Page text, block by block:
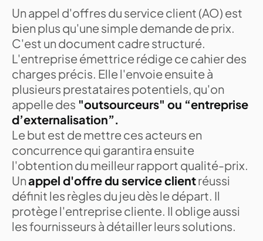
Un appel d'offres du service client (AO) est
bien plus qu'une simple demande de prix.
C'est un document cadre structuré.
L'entreprise émettrice rédige ce cahier des
charges précis. Elle l'envoie ensuite à
plusieurs prestataires potentiels, qu'on
appelle des "outsourceurs" ou “entreprise
d’externalisation”.
Le but est de mettre ces acteurs en
concurrence qui garantira ensuite
l'obtention du meilleur rapport qualité-prix.
Unappel d'offre du service clientréussi
définit les règles du jeu dès le départ. Il
protège l'entreprise cliente. Il oblige aussi
les fournisseurs à détailler leurs solutions.